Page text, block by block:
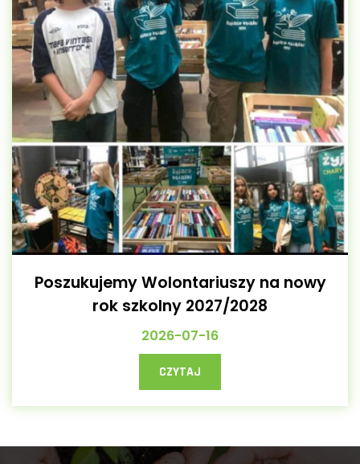
Poszukujemy Wolontariuszy na nowy
rok szkolny 2027/2028
2026-07-16
CZYTAJ